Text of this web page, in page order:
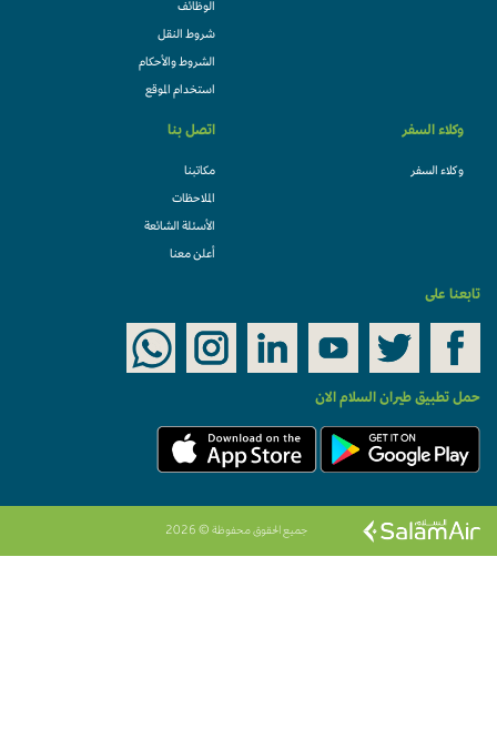
الوظائف
شروط النقل
الشروط والأحكام
استخدام الموقع
وكلاء السفر
وكلاء السفر
اتصل بنا
مكاتبنا
الملاحظات
الأسئلة الشائعة
أعلن معنا
تابعنا على
حمل تطبيق طيران السلام الان
جميع الحقوق محفوظة © 2026